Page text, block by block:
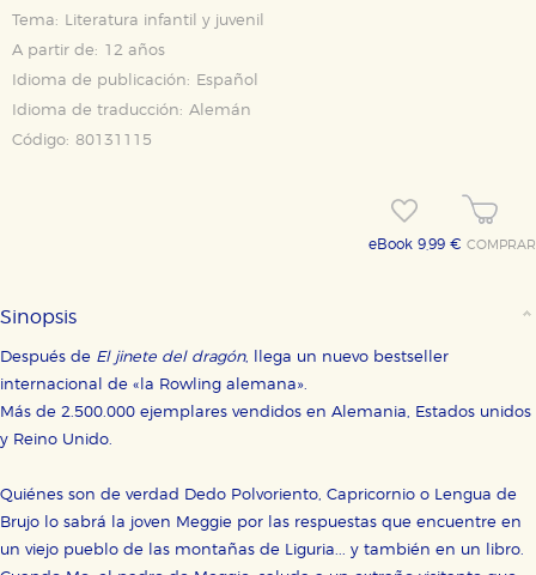
Tema:
Literatura infantil y juvenil
A partir de: 12 años
Idioma de publicación:
Español
Idioma de traducción: Alemán
Código: 80131115
eBook 9,99 € COMPRAR
Sinopsis
Después de El jinete del dragón, llega un nuevo bestseller
internacional de «la Rowling alemana».
Más de 2.500.000 ejemplares vendidos en Alemania, Estados unidos
y Reino Unido.
Quiénes son de verdad Dedo Polvoriento, Capricornio o Lengua de
Brujo lo sabrá la joven Meggie por las respuestas que encuentre en
un viejo pueblo de las montañas de Liguria... y también en un libro.